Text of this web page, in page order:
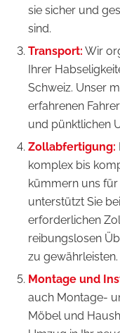
sie sicher und
sind.
Transport: Wir
Ihrer
Schweiz. Unser
erfahrenen
und pünktlichen
Zollabfertigung:
komplex bis
kümmern uns
unterstützt Sie
erforderlichen
reibungslosen
zu gewährleisten.
Montage und
auch Montage-
Möbel und